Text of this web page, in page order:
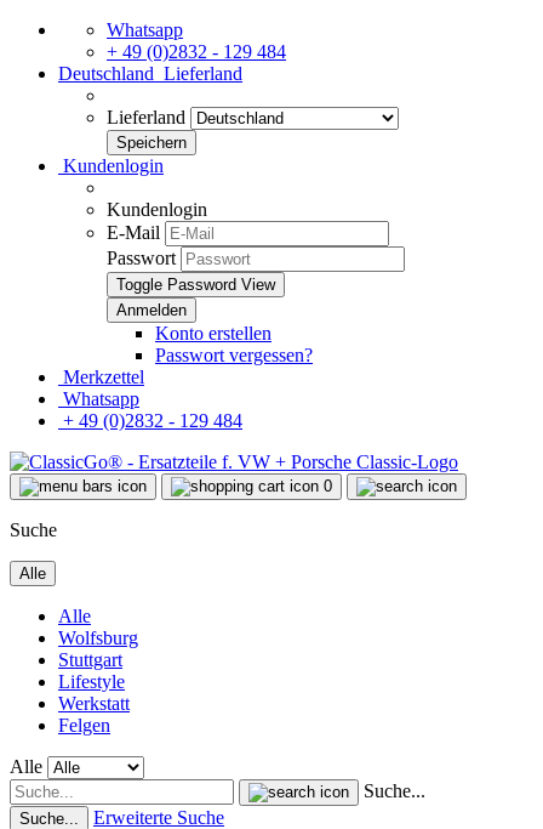
Whatsapp
+ 49 (0)2832 - 129 484
Deutschland Lieferland
Lieferland
Kundenlogin
Kundenlogin
E-Mail
Passwort
Toggle Password View
Konto erstellen
Passwort vergessen?
Merkzettel
Whatsapp
+ 49 (0)2832 - 129 484
0
Suche
Alle
Alle
Wolfsburg
Stuttgart
Lifestyle
Werkstatt
Felgen
Alle
Suche...
Suche... Erweiterte Suche